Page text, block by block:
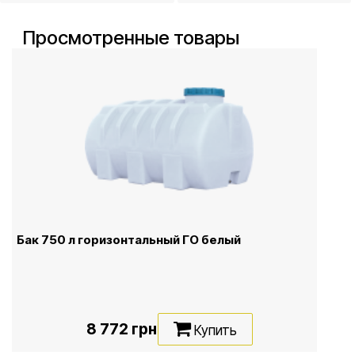
Просмотренные товары
Бак 750 л горизонтальный ГО белый
8 772 грн Купить